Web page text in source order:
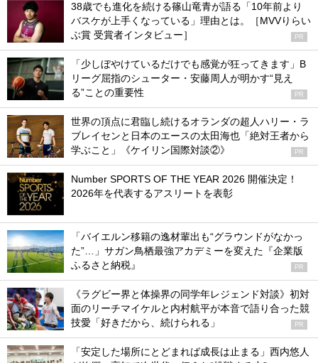
38歳でも進化を続ける篠山竜青が語る「10年前より
バスケが上手くなっている」理由とは。［MVVりらい
ぶ賞 受賞者インタビュー］
PR
「少しぼやけているだけでも感覚が狂ってきます」B
リーグ屈指のシューター・安藤周人が明かす“見え
る”ことの重要性
PR
世界の頂点に君臨し続けるオランダの超人ハリー・ラ
ブレイセンと日本のエースの太田海也「絶対王者から
学ぶこと」《ケイリン国際対談②》
PR
Number SPORTS OF THE YEAR 2026 開催決定！
2026年を代表するアスリートを表彰
「バイエルン移籍の逸材輩出も“グラウンドがなかっ
た”…」サガン鳥栖最強アカデミーを変えた『企業版
ふるさと納税』
PR
《ラグビー界と体操界の同学年レジェンド対談》初対
面のリーチマイケルと内村航平が本音で語り合った競
技愛「好きだから、続けられる」
PR
「安定した場所にとどまれば成長は止まる」西内悠人